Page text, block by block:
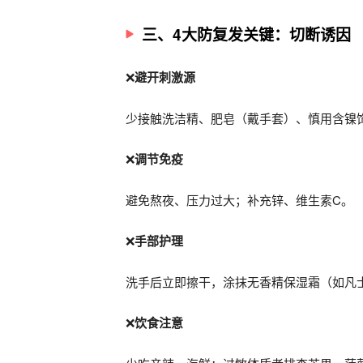
三、4大防复发关键：切断诱因
❌避开刺激源
少接触洗洁精、肥皂（戴手套）、慎用含镍
❌调节免疫
避免熬夜、压力过大；补充锌、维生素C。
❌手部护理
洗手后立即擦干，涂抹无香精保湿霜（如凡
❌饮食注意